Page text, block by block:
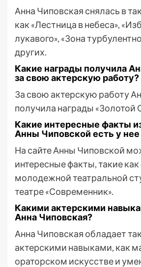
Анна Чиповская снялась в
как «Лестница в небеса»,
лукавого», «Зона
других.
Какие награды получила
за свою актерскую работу?
За свою актерскую работу
получила награды «Золотой
Какие интересные факты
Анны Чиповской есть у нее
На сайте Анны Чиповской
интересные факты, такие как
молодежной театральной
театре «Современник».
Какими актерскими
Анна Чиповская?
Анна Чиповская обладает
актерскими навыками, как
ораторском искусстве и